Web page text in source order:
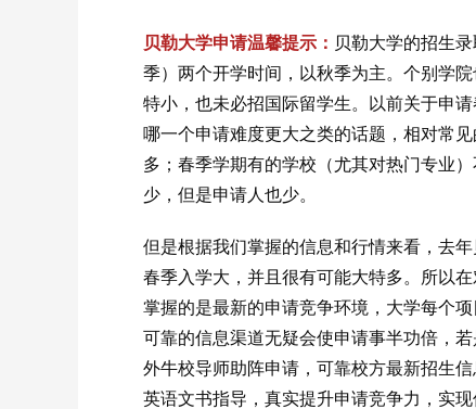
贝勒大学申请温馨提示： 贝勒大学的招生录
季）两个开学时间，以秋季为主。个别学院
特小，也未必招国际留学生。以前关于申
哪一个申请难度更大之类的话题，相对常
多；春季学期有的学校（尤其对热门专业
少，但是申请人也少。
但是根据我们掌握的信息和行情来看，去
春季入学大，并且很有可能大特多。所以
掌握的是最新的申请竞争环境，大学每个
可靠的信息渠道无疑会使申请事半功倍，
外牛校导师助阵申请，可靠校方最新招生
英语文书指导，真实提升申请竞争力，实现